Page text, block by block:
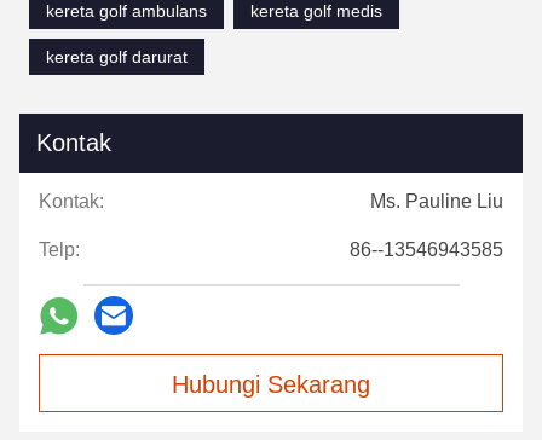
kereta golf ambulans
kereta golf medis
kereta golf darurat
Kontak
Kontak: Ms. Pauline Liu
Telp: 86--13546943585
Hubungi Sekarang